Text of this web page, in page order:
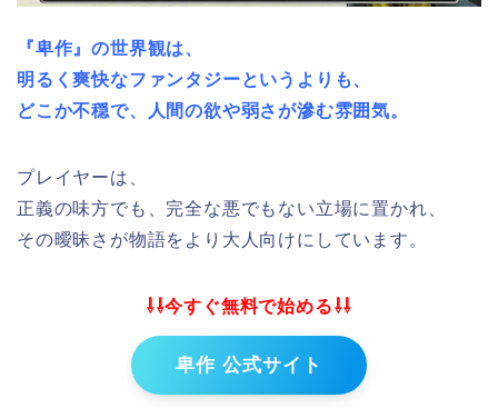
『卑作』の世界観は、
明るく爽快なファンタジーというよりも、
どこか不穏で、人間の欲や弱さが滲む雰囲気。
プレイヤーは、
正義の味方でも、完全な悪でもない立場に置かれ、
その曖昧さが物語をより大人向けにしています。
⇩⇩今すぐ無料で始める⇩⇩
卑作 公式サイト